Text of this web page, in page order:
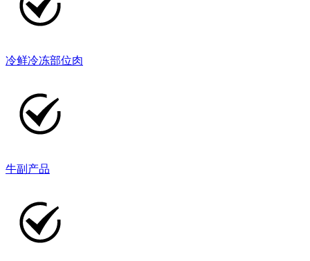
冷鲜冷冻部位肉
牛副产品